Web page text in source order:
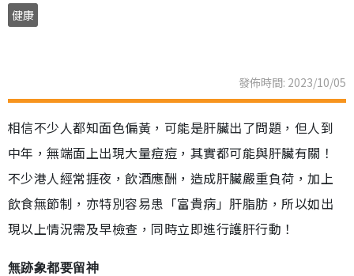
健康
發佈時間: 2023/10/05
相信不少人都知面色偏黃，可能是肝臟出了問題，但人到
中年，無端面上出現大量痘痘，其實都可能與肝臟有關！
不少港人經常捱夜，飲酒應酬，造成肝臟嚴重負荷，加上
飲食無節制，亦特別容易患「富貴病」肝脂肪，所以如出
現以上情況需及早檢查，同時立即進行護肝行動！
無跡象都要留神